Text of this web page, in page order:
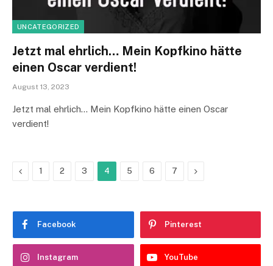
UNCATEGORIZED
Jetzt mal ehrlich… Mein Kopfkino hätte
einen Oscar verdient!
August 13, 2023
Jetzt mal ehrlich… Mein Kopfkino hätte einen Oscar
verdient!
Previous
1 2 3 4 5 6 7 Next
Facebook Pinterest
Instagram YouTube